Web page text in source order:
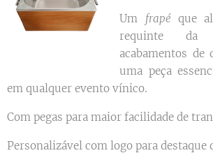
Um frapé que
requinte da
acabamentos de
uma peça
em qualquer evento vínico.
Com pegas para maior facilidade de
Personalizável com logo para destaque